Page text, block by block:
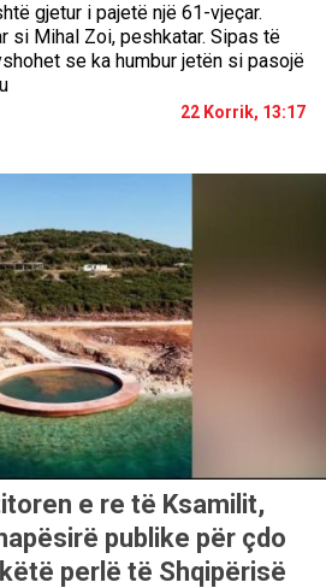
gjetur i pajetë një 61-vjeçar.
si Mihal Zoi, peshkatar. Sipas të
se ka humbur jetën si pasojë
22 Korrik, 13:17
e re të Ksamilit,
publike për çdo
perlë të Shqipërisë